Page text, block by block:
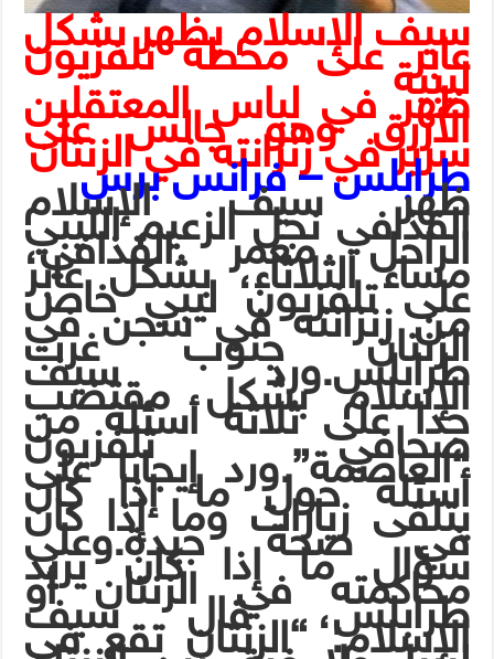
سيف الإسلام يظهر بشكل
عابر على محطة تلفزيون
ليبية
ظهر في لباس المعتقلين
الأزرق وهو جالس على
سرير في زنزانته في الزنتان
طرابلس – فرانس برس
ظهر سيف الإسلام
القذافي نجل الزعيم الليبي
الراحل معمر القذافي،
مساء الثلاثاء، بشكل عابر
على تلفزيون ليبي خاص
من زنزانته في سجن في
الزنتان جنوب غرب
طرابلس.ورد سيف
الإسلام بشكل مقتضب
جدا على ثلاثة أسئلة من
صحافي تلفزيون
“العاصمة”.ورد إيجابا على
أسئلة حول ما إذا كان
يتلقى زيارات وما إذا كان
في صحة جيدة.وعلى
سؤال ما إذا كان يريد
محاكمته في الزنتان أو
طرابلس، قال سيف
الإسلام: “الزنتان تقع في